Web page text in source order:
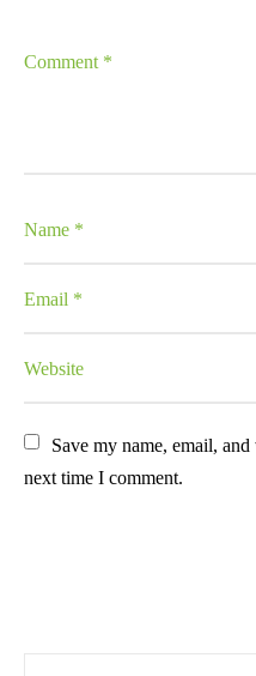
Save my name, email,
next time I comment.